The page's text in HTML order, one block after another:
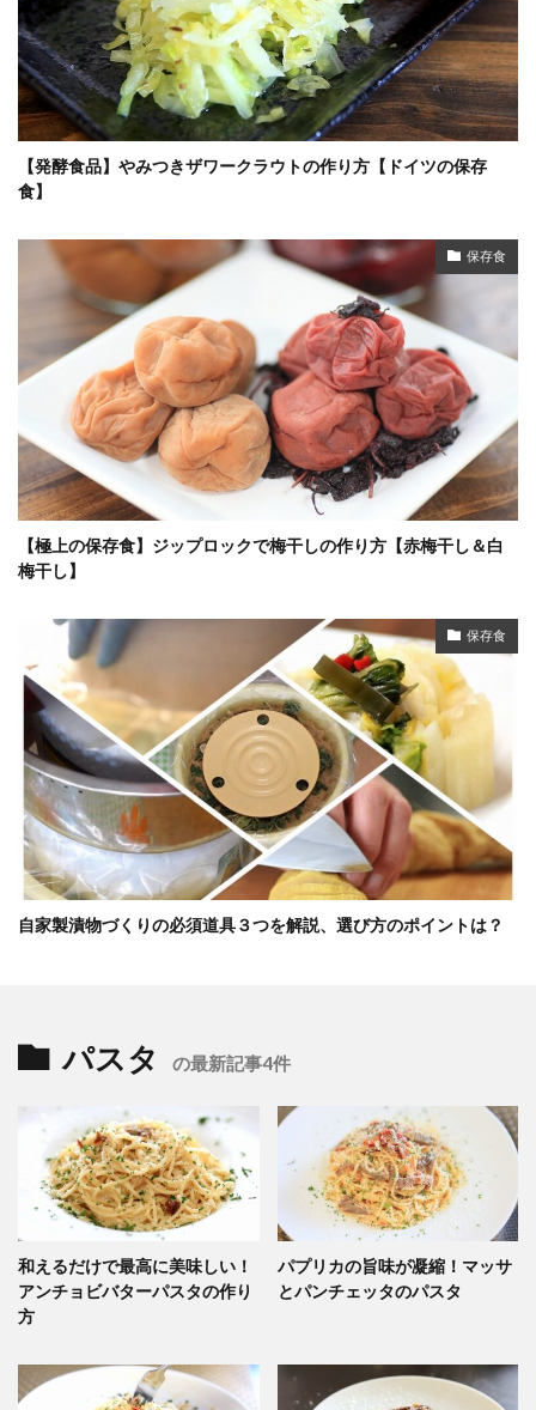
【発酵食品】やみつきザワークラウトの作り方【ドイツの保存
食】
保存食
【極上の保存食】ジップロックで梅干しの作り方【赤梅干し＆白
梅干し】
保存食
自家製漬物づくりの必須道具３つを解説、選び方のポイントは？
パスタ の最新記事4件
和えるだけで最高に美味しい！
アンチョビバターパスタの作り
方
パプリカの旨味が凝縮！マッサ
とパンチェッタのパスタ